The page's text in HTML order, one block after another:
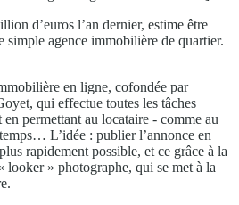
d’euros l’an dernier, estime être
simple agence immobilière de quartier.
en ligne, cofondée par
qui effectue toutes les tâches
permettant au locataire - comme au
L’idée : publier l’annonce en
rapidement possible, et ce grâce à la
looker » photographe, qui se met à la